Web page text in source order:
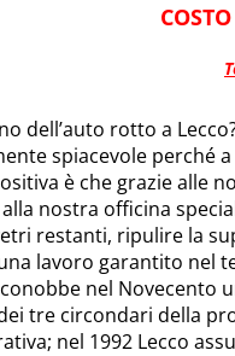
dell’auto rotto a
spiacevole
è che grazie
nostra officina
restanti, ripulire la
lavoro garantito nel
nel
tre circondari della
nel 1992 Lecco